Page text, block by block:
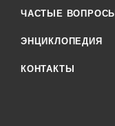
ЧАСТЫЕ ВОПРОСЫ
ЭНЦИКЛОПЕДИЯ
КОНТАКТЫ